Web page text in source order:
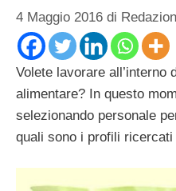
4 Maggio 2016 di
Volete lavorare all’interno
alimentare? In questo
selezionando personale
quali sono i profili